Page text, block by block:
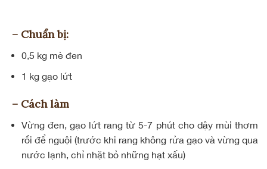
– Chuẩn bị:
0,5 kg mè đen
1 kg gạo lứt
– Cách làm
Vừng đen, gạo lứt rang từ 5-7 phút cho dậy mùi thơm
rồi để nguội (trước khi rang không rửa gạo và vừng qua
nước lạnh, chỉ nhặt bỏ những hạt xấu)